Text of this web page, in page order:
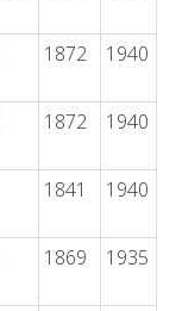
1872 1940
1872 1940
1841 1940
1869 1935